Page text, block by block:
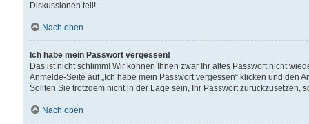
Diskussionen teil!
Nach oben
Ich habe mein Passwort vergessen!
Das ist nicht schlimm! Wir können Ihnen zwar Ihr altes Passwort nicht
Anmelde-Seite auf „Ich habe mein Passwort vergessen“ klicken und
Sollten Sie trotzdem nicht in der Lage sein, Ihr Passwort zurückzusetzen,
Nach oben